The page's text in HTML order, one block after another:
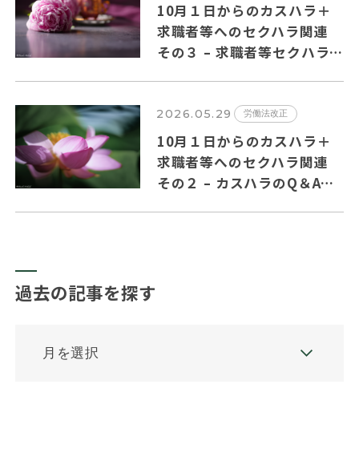
10月１日からのカスハラ＋
求職者等へのセクハラ関連
その３ – 求職者等セクハラ
2026.05.29 労働法改正
10月１日からのカスハラ＋
求職者等へのセクハラ関連
その２ – カスハラのQ＆Aの
過去の記事を探す